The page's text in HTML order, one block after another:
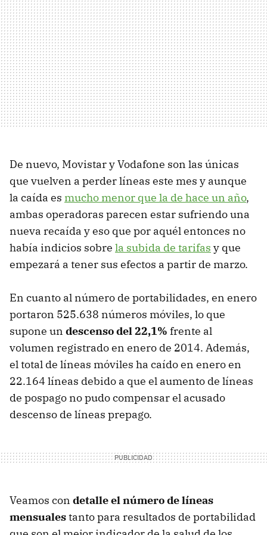
De nuevo, Movistar y Vodafone son las únicas
que vuelven a perder líneas este mes y aunque
la caída es mucho menor que la de hace un año,
ambas operadoras parecen estar sufriendo una
nueva recaída y eso que por aquél entonces no
había indicios sobre la subida de tarifas y que
empezará a tener sus efectos a partir de marzo.
En cuanto al número de portabilidades, en enero
portaron 525.638 números móviles, lo que
supone un descenso del 22,1% frente al
volumen registrado en enero de 2014. Además,
el total de líneas móviles ha caído en enero en
22.164 líneas debido a que el aumento de líneas
de pospago no pudo compensar el acusado
descenso de líneas prepago.
Veamos con detalle el número de líneas
mensualestanto para resultados de portabilidad